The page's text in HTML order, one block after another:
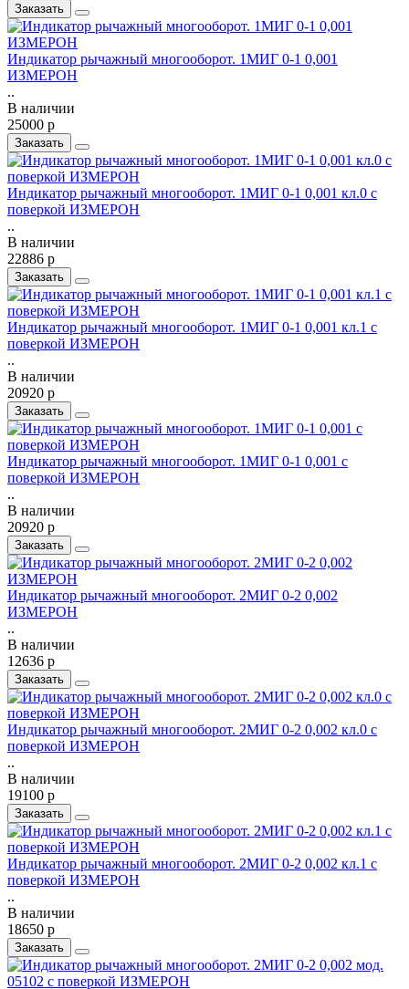
Заказать
Индикатор рычажный многооборот. 1МИГ 0-1 0,001
ИЗМЕРОН
..
В наличии
25000 р
Заказать
Индикатор рычажный многооборот. 1МИГ 0-1 0,001 кл.0 с
поверкой ИЗМЕРОН
..
В наличии
22886 р
Заказать
Индикатор рычажный многооборот. 1МИГ 0-1 0,001 кл.1 с
поверкой ИЗМЕРОН
..
В наличии
20920 р
Заказать
Индикатор рычажный многооборот. 1МИГ 0-1 0,001 с
поверкой ИЗМЕРОН
..
В наличии
20920 р
Заказать
Индикатор рычажный многооборот. 2МИГ 0-2 0,002
ИЗМЕРОН
..
В наличии
12636 р
Заказать
Индикатор рычажный многооборот. 2МИГ 0-2 0,002 кл.0 с
поверкой ИЗМЕРОН
..
В наличии
19100 р
Заказать
Индикатор рычажный многооборот. 2МИГ 0-2 0,002 кл.1 с
поверкой ИЗМЕРОН
..
В наличии
18650 р
Заказать